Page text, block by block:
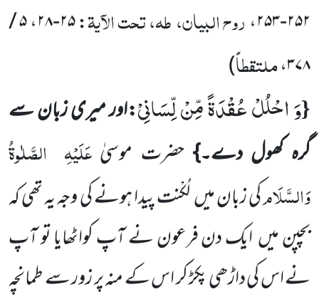
۲۵۲-۲۵۳،
روح البیان، طہ، تحت الآیۃ
: ۲۵-۲۸، ۵ /
۳۷۸، ملتقطاً)
{وَ احْلُلْ عُقْدَةً مِّنْ لِّسَانِیْ:اور میری زبان سے
گرہ کھول دے۔}حضرت موسیٰ عَلَیْہِ الصَّلٰوۃُ
وَالسَّلَامکی زبان میںلُکْنت پیدا ہونے کی وجہ یہ تھی کہ
بچپن میںایک دن فرعون نے آپ کواٹھایا تو آپ
نے اس کی داڑھی پکڑ کر اس کے منہ پر زور سے طمانچہ